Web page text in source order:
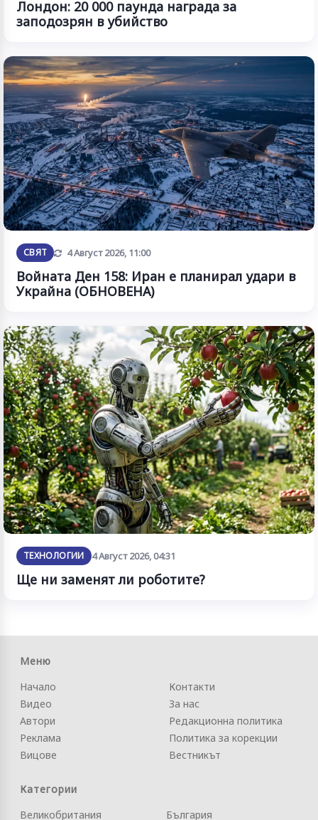
Лондон: 20 000 паунда награда за
заподозрян в убийство
СВЯТ Обновена
4 Август 2026, 11:00
Войната Ден 158: Иран е планирал удари в
Украйна (ОБНОВЕНА)
ТЕХНОЛОГИИ 4 Август 2026, 04:31
Ще ни заменят ли роботите?
Меню
Начало
Видео
Автори
Реклама
Вицове
Контакти
За нас
Редакционна политика
Политика за корекции
Вестникът
Категории
Великобритания
България